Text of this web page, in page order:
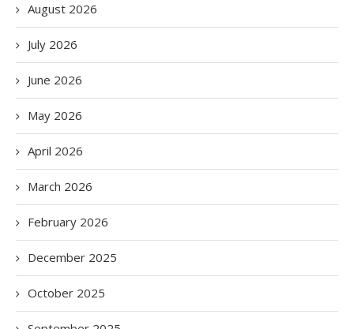
August 2026
July 2026
June 2026
May 2026
April 2026
March 2026
February 2026
December 2025
October 2025